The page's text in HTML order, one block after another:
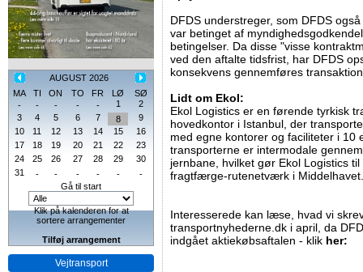
AUGUST 2026
MA
TI ON TO FR LØ
SØ
-
- - - - 1
2
3
4 5 6 7 8
9
10
11 12 13 14 15
16
17
18 19 20 21 22
23
24
25 26 27 28 29
30
31
- - - - -
-
Gå til start
Klik på kalenderen for at
sortere arrangementer
Tilføj arrangement
Vejtransport
DFDS understreger, som DFDS
var betinget af
betingelser. Da disse "visse
ved den aftalte tidsfrist, har DFDS
konsekvens gennemføres
Lidt om Ekol:
Ekol Logistics er en førende tyrkisk
hovedkontor i Istanbul, der
med egne kontorer og faciliteter i
transporterne er intermodale
jernbane, hvilket gør Ekol Logistics
fragtfærge-rutenetværk i Middelhavet.
Interesserede kan læse, hvad vi
transportnyhederne.dk i april, da
indgået aktiekøbsaftalen - klik her: